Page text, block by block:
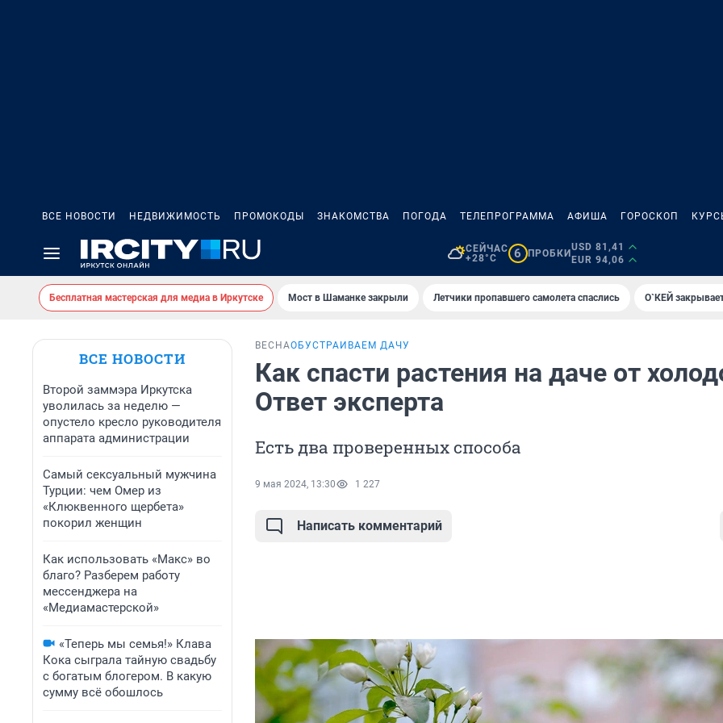
ВСЕ НОВОСТИ НЕДВИЖИМОСТЬ ПРОМОКОДЫ ЗНАКОМСТВА ПОГОДА ТЕЛЕПРОГРАММА АФИША ГОРОСКОП
СЕЙЧАС
+28°C
6 ПРОБКИ
USD 81,41
EUR 94,06
Бесплатная мастерская для медиа в Иркутске Мост в Шаманке закрыли Летчики пропавшего самолета спаслись О`КЕЙ
ВСЕ НОВОСТИ
Второй заммэра Иркутска
уволилась за неделю —
опустело кресло руководителя
аппарата администрации
Самый сексуальный мужчина
Турции: чем Омер из
«Клюквенного щербета»
покорил женщин
Как использовать «Макс» во
благо? Разберем работу
мессенджера на
«Медиамастерской»
«Теперь мы семья!» Клава
Кока сыграла тайную свадьбу
с богатым блогером. В какую
сумму всё обошлось
ВЕСНАОБУСТРАИВАЕМ ДАЧУ
Как спасти растения на даче от
Ответ эксперта
Есть два проверенных способа
9 мая 2024, 13:30 1 227
Написать комментарий